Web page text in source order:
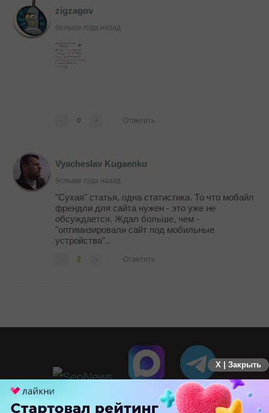
zigzagov
больше года назад
0 Ответить
Vyacheslav Kugaenko
больше года назад
"Сухая" статья, одна статистика. То что мобайл
френдли для сайта нужен - это уже не
обсуждается. Ждал больше, чем -
"оптимизировали сайт под мобильные
устройства"..
2 Ответить
X | Закрыть
ПЕРЕЙТИ НА ПОЛНУЮ ВЕРСИЮ